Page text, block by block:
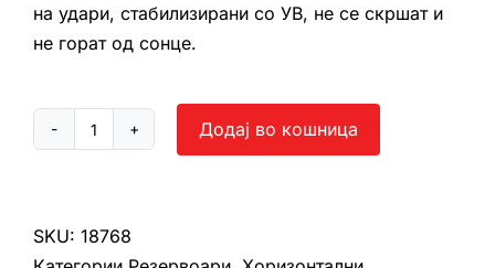
на удари, стабилизирани со УВ, не се скршат и
не горат од сонце.
Хоризонтален
100
л
Додај во кошница
SKU: 18768